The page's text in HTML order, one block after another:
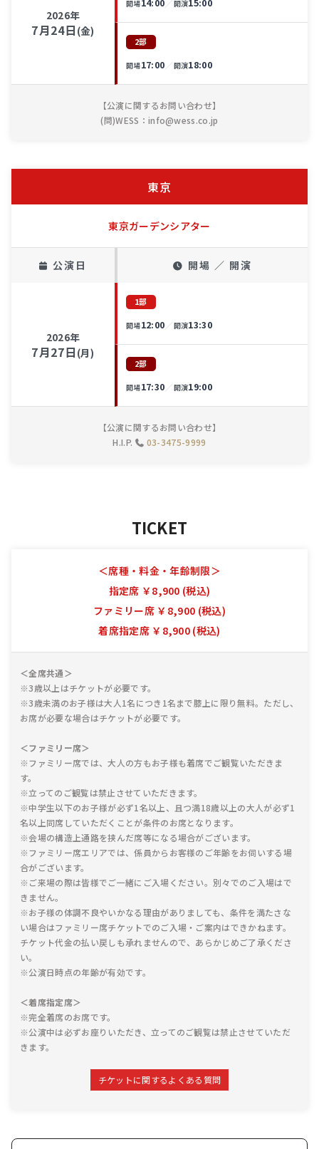
2026年
7月24日 (金)
開場14:00 開演15:00
2部
開場17:00 開演18:00
【公演に関するお問い合わせ】
(問)WESS：info@wess.co.jp
東京
東京ガーデンシアター
公演日 開場 ／ 開演
2026年
7月27日 (月)
1部
開場12:00 開演13:30
2部
開場17:30 開演19:00
【公演に関するお問い合わせ】
H.I.P.
03-3475-9999
TICKET
＜席種・料金・年齢制限＞
指定席 ￥8,900 (税込)
ファミリー席 ￥8,900 (税込)
着席指定席 ￥8,900 (税込)
＜全席共通＞
※3歳以上はチケットが必要です。
※3歳未満のお子様は大人1名につき1名まで膝上に限り無料。ただし、
お席が必要な場合はチケットが必要です。
＜ファミリー席＞
※ファミリー席では、大人の方もお子様も着席でご観覧いただきま
す。
※立ってのご観覧は禁止させていただきます。
※中学生以下のお子様が必ず1名以上、且つ満18歳以上の大人が必ず1
名以上同席していただくことが条件のお席となります。
※会場の構造上通路を挟んだ席等になる場合がございます。
※ファミリー席エリアでは、係員からお客様のご年齢をお伺いする場
合がございます。
※ご来場の際は皆様でご一緒にご入場ください。別々でのご入場はで
きません。
※お子様の体調不良やいかなる理由がありましても、条件を満たさな
い場合はファミリー席チケットでのご入場・ご案内はできかねます。
チケット代金の払い戻しも承れませんので、あらかじめご了承くださ
い。
※公演日時点の年齢が有効です。
＜着席指定席＞
※完全着席のお席です。
※公演中は必ずお座りいただき、立ってのご観覧は禁止させていただ
きます。
チケットに関するよくある質問